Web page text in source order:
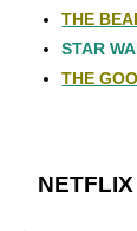
THE
STAR
THE
NETFLIX